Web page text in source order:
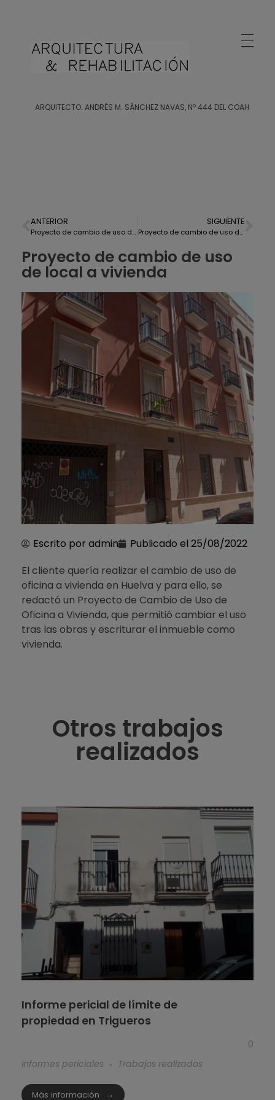
ARQUITECTO: ANDRÉS M. SÁNCHEZ NAVAS, Nº 444 DEL COAH
ANTERIOR
Proyecto de cambio de uso de local a vivienda en El Portil, Punta Umbría
SIGUIENTE
Proyecto de cambio de uso de oficina a vivienda en Huelva
Proyecto de cambio de uso
de local a vivienda
Escrito por admin Publicado el 25/08/2022
El cliente quería realizar el cambio de uso de
oficina a vivienda en Huelva y para ello, se
redactó un Proyecto de Cambio de Uso de
Oficina a Vivienda, que permitió cambiar el uso
tras las obras y escriturar el inmueble como
vivienda.
Otros trabajos
realizados
Informe pericial de límite de
propiedad en Trigueros
0
Informes periciales
Trabajos realizados
Más información